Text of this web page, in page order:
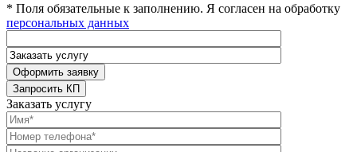
* Поля обязательные к заполнению. Я согласен на обработку
персональных данных
Заказать услугу